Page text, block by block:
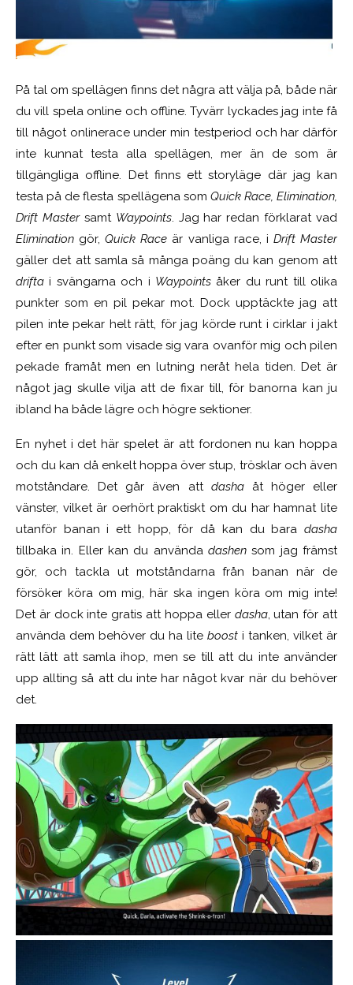
På tal om spellägen finns det några att välja på, både när
du vill spela online och offline. Tyvärr lyckades jag inte få
till något onlinerace under min testperiod och har därför
inte kunnat testa alla spellägen, mer än de som är
tillgängliga offline. Det finns ett storyläge där jag kan
testa på de flesta spellägena som Quick Race, Elimination,
Drift Mastersamt Waypoints. Jag har redan förklarat vad
Elimination gör,Quick Race är vanliga race, i Drift Master
gäller det att samla så många poäng du kan genom att
drifta i svängarna och i Waypoints åker du runt till olika
punkter som en pil pekar mot. Dock upptäckte jag att
pilen inte pekar helt rätt, för jag körde runt i cirklar i jakt
efter en punkt som visade sig vara ovanför mig och pilen
pekade framåt men en lutning neråt hela tiden. Det är
något jag skulle vilja att de fixar till, för banorna kan ju
ibland ha både lägre och högre sektioner.
En nyhet i det här spelet är att fordonen nu kan hoppa
och du kan då enkelt hoppa över stup, trösklar och även
motståndare. Det går även att dashaåt höger eller
vänster, vilket är oerhört praktiskt om du har hamnat lite
utanför banan i ett hopp, för då kan du bara dasha
tillbaka in. Eller kan du använda dashen som jag främst
gör, och tackla ut motståndarna från banan när de
försöker köra om mig, här ska ingen köra om mig inte!
Det är dock inte gratis att hoppa eller dasha, utan för att
använda dem behöver du ha lite boost i tanken, vilket är
rätt lätt att samla ihop, men se till att du inte använder
upp allting så att du inte har något kvar när du behöver
det.